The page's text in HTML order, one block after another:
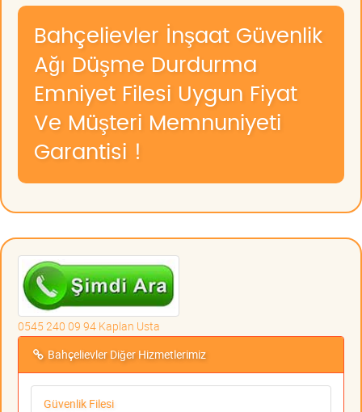
Bahçelievler İnşaat Güvenlik
Ağı Düşme Durdurma
Emniyet Filesi Uygun Fiyat
Ve Müşteri Memnuniyeti
Garantisi !
0545 240 09 94 Kaplan Usta
Bahçelievler Diğer Hizmetlerimiz
Güvenlik Filesi